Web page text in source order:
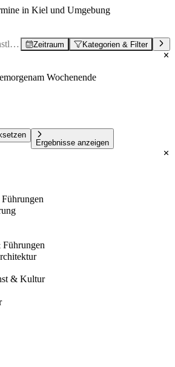
in Kiel und Umgebung
Zeitraum Kategorien & Filter
morgenam Wochenende
Ergebnisse anzeigen
& Kultur